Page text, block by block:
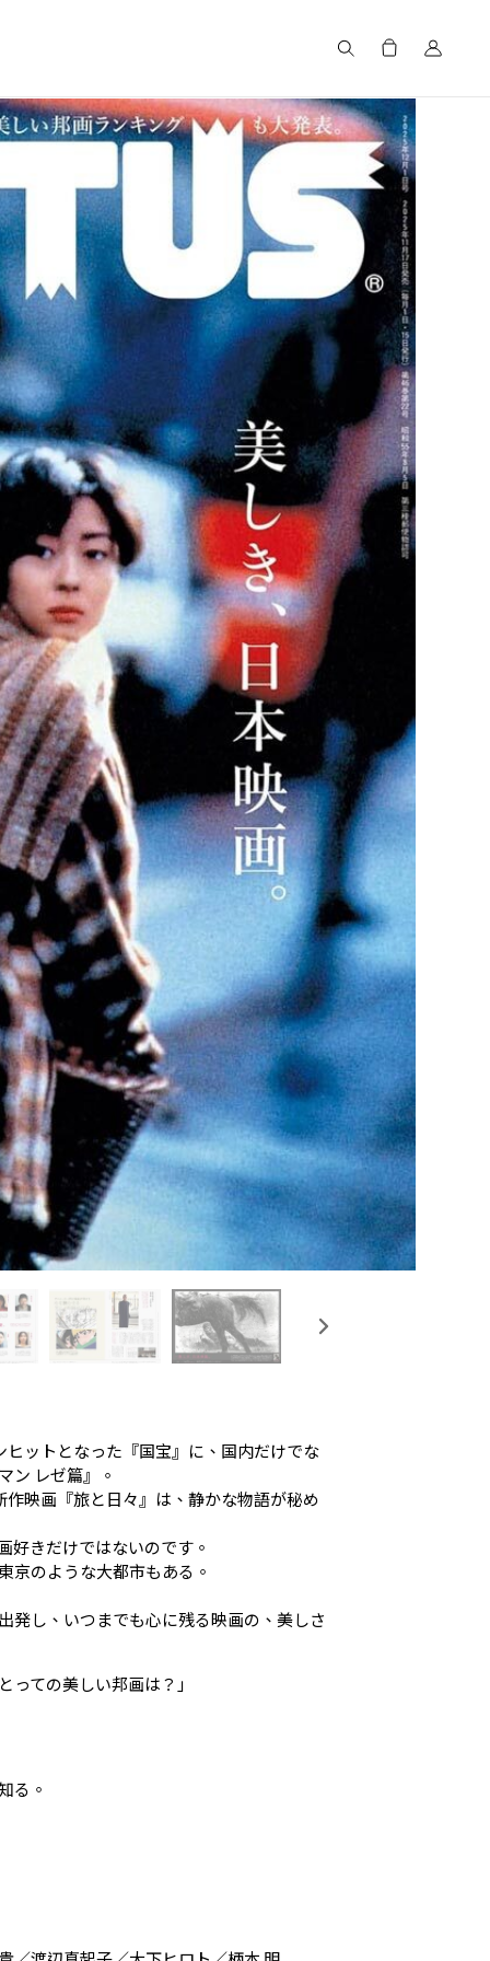
ットとなった『国宝』に、国内だけでな
ン レゼ篇』。
映画『旅と日々』は、静かな物語が秘め
好きだけではないのです。
京のような大都市もある。
発し、いつまでも心に残る映画の、美しさ
ての美しい邦画は？」
る。